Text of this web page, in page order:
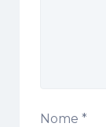
Nome *